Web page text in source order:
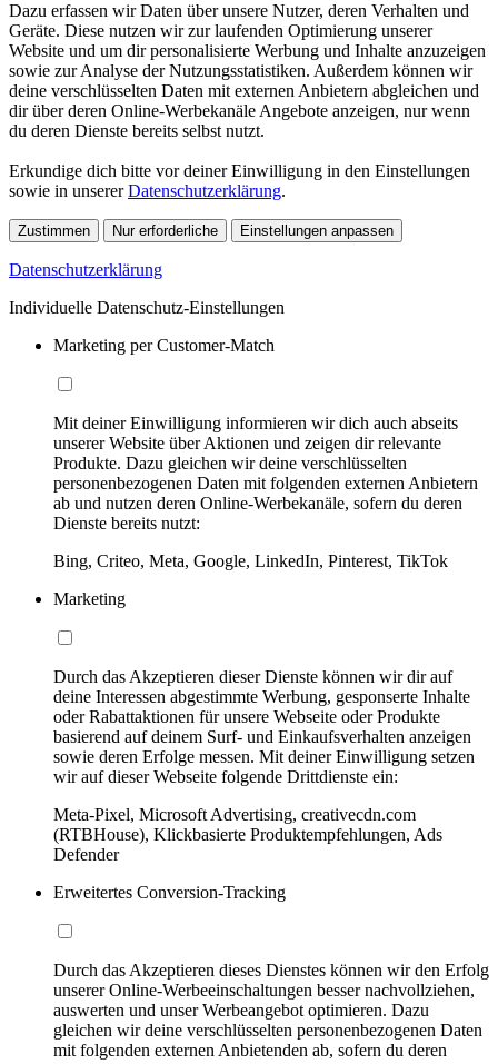
Dazu erfassen wir Daten über unsere Nutzer, deren Verhalten und
Geräte. Diese nutzen wir zur laufenden Optimierung unserer
Website und um dir personalisierte Werbung und Inhalte anzuzeigen
sowie zur Analyse der Nutzungsstatistiken. Außerdem können wir
deine verschlüsselten Daten mit externen Anbietern abgleichen und
dir über deren Online-Werbekanäle Angebote anzeigen, nur wenn
du deren Dienste bereits selbst nutzt.
Erkundige dich bitte vor deiner Einwilligung in den Einstellungen
sowie in unsererDatenschutzerklärung.
Zustimmen Nur erforderliche Einstellungen anpassen
Datenschutzerklärung
Individuelle Datenschutz-Einstellungen
Marketing per Customer-Match
Mit deiner Einwilligung informieren wir dich auch abseits
unserer Website über Aktionen und zeigen dir relevante
Produkte. Dazu gleichen wir deine verschlüsselten
personenbezogenen Daten mit folgenden externen Anbietern
ab und nutzen deren Online-Werbekanäle, sofern du deren
Dienste bereits nutzt:
Bing, Criteo, Meta, Google, LinkedIn, Pinterest, TikTok
Marketing
Durch das Akzeptieren dieser Dienste können wir dir auf
deine Interessen abgestimmte Werbung, gesponserte Inhalte
oder Rabattaktionen für unsere Webseite oder Produkte
basierend auf deinem Surf- und Einkaufsverhalten anzeigen
sowie deren Erfolge messen. Mit deiner Einwilligung setzen
wir auf dieser Webseite folgende Drittdienste ein:
Meta-Pixel, Microsoft Advertising, creativecdn.com
(RTBHouse), Klickbasierte Produktempfehlungen, Ads
Defender
Erweitertes Conversion-Tracking
Durch das Akzeptieren dieses Dienstes können wir den Erfolg
unserer Online-Werbeeinschaltungen besser nachvollziehen,
auswerten und unser Werbeangebot optimieren. Dazu
gleichen wir deine verschlüsselten personenbezogenen Daten
mit folgenden externen Anbietenden ab, sofern du deren